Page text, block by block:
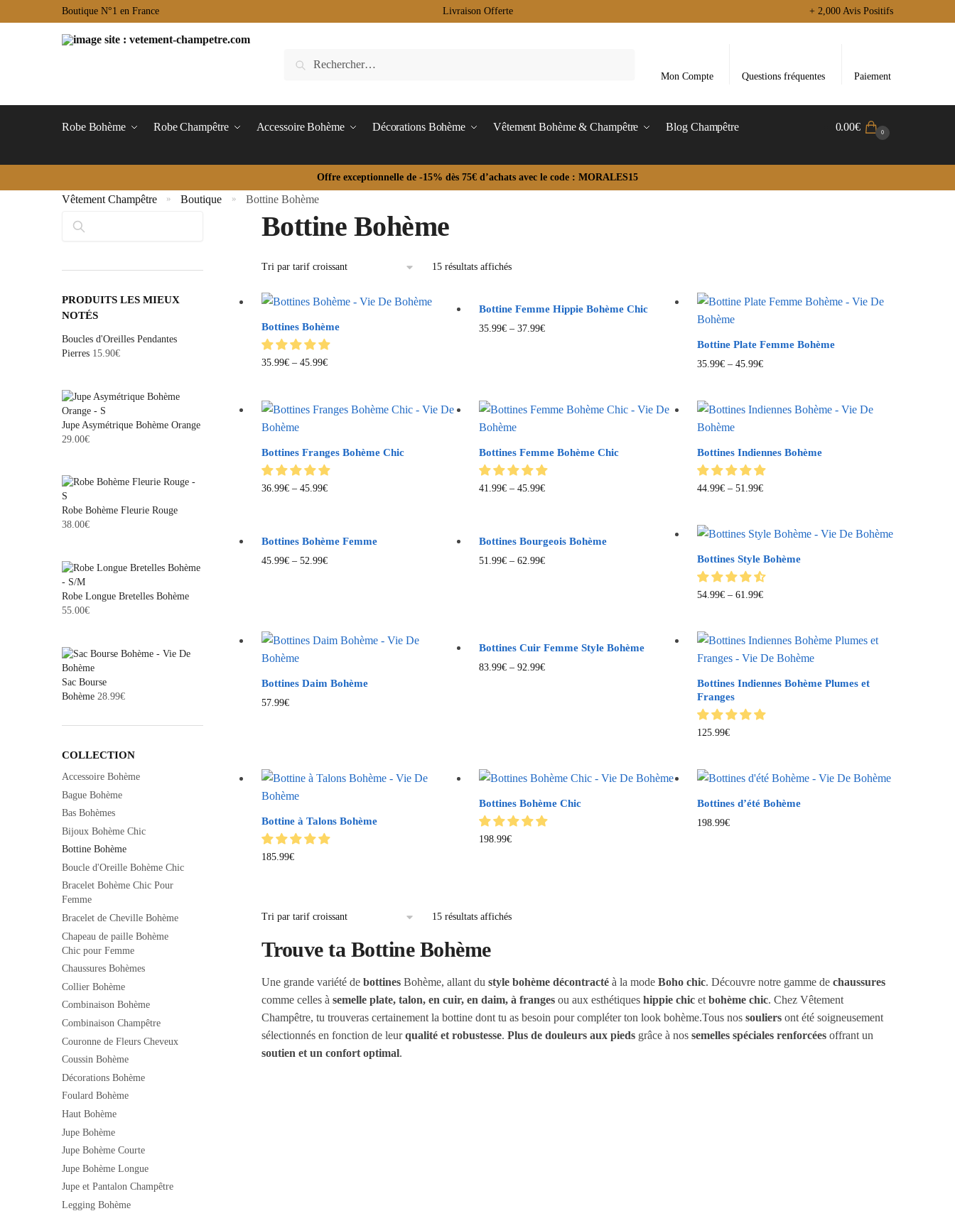
Boutique N°1 en France Livraison Offerte + 2,000 Avis Positifs
Mon Compte Questions fréquentes Paiement
Robe Bohème Robe Champêtre Accessoire Bohème Décorations Bohème Vêtement Bohème & Champêtre Blog Champêtre 0.00€ 0
Offre exceptionnelle de -15% dès 75€ d’achats avec le code : MORALES15
Vêtement Champêtre » Boutique » Bottine Bohème
Bottine Bohème
15 résultats affichés
Bottines Bohème
35.99€– 45.99€
Bottine Femme Hippie Bohème Chic
35.99€ –37.99€
Bottine Plate Femme Bohème
35.99€– 45.99€
Bottines Franges Bohème Chic
36.99€– 45.99€
Bottines Femme Bohème Chic
41.99€ –45.99€
Bottines Indiennes Bohème
44.99€– 51.99€
Bottines Bohème Femme
45.99€– 52.99€
Bottines Bourgeois Bohème
51.99€ –62.99€ Bottines Style Bohème
54.99€– 61.99€
Bottines Daim Bohème
57.99€
Bottines Cuir Femme Style Bohème
83.99€ –92.99€
Bottines Indiennes Bohème Plumes et
Franges
125.99€
Bottine à Talons Bohème
185.99€
Bottines Bohème Chic
198.99€
Bottines d’été Bohème
198.99€
15 résultats affichés
Trouve ta Bottine Bohème
Une grande variété de bottinesBohème, allant du style bohème décontractéà la mode Boho chic. Découvre notre gamme de chaussures
comme celles à semelle plate, talon, en cuir, en daim, à frangesou aux esthétiques hippie chicet bohème chic. Chez Vêtement
Champêtre, tu trouveras certainement la bottine dont tu as besoin pour compléter ton look bohème.Tous nos souliersont été soigneusement
sélectionnés en fonction de leurqualité et robustesse. Plus de douleurs aux piedsgrâce à nos semelles spéciales renforcéesoffrant un
soutien et un confort optimal.
PRODUITS LES MIEUX
NOTÉS
Boucles d'Oreilles Pendantes
Pierres 15.90€
Jupe Asymétrique Bohème Orange
29.00€
Robe Bohème Fleurie Rouge
38.00€
Robe Longue Bretelles Bohème
55.00€
Sac Bourse
Bohème 28.99€
COLLECTION
Accessoire Bohème
Bague Bohème
Bas Bohèmes
Bijoux Bohème Chic
Bottine Bohème
Boucle d'Oreille Bohème Chic
Bracelet Bohème Chic Pour
Femme
Bracelet de Cheville Bohème
Chapeau de paille Bohème
Chic pour Femme
Chaussures Bohèmes
Collier Bohème
Combinaison Bohème
Combinaison Champêtre
Couronne de Fleurs Cheveux
Coussin Bohème
Décorations Bohème
Foulard Bohème
Haut Bohème
Jupe Bohème
Jupe Bohème Courte
Jupe Bohème Longue
Jupe et Pantalon Champêtre
Legging Bohème